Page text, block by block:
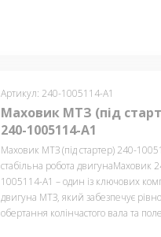
Артикул: 240-1005114-А1
Маховик МТЗ (під
240-1005114-А1
Маховик МТЗ (під стартер) 240-
стабільна робота двигунаМаховик
1005114-А1 – один із ключових
двигуна МТЗ, який забезпечує
обертання колінчастого вала та